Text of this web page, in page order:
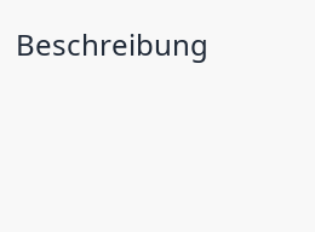
Beschreibung